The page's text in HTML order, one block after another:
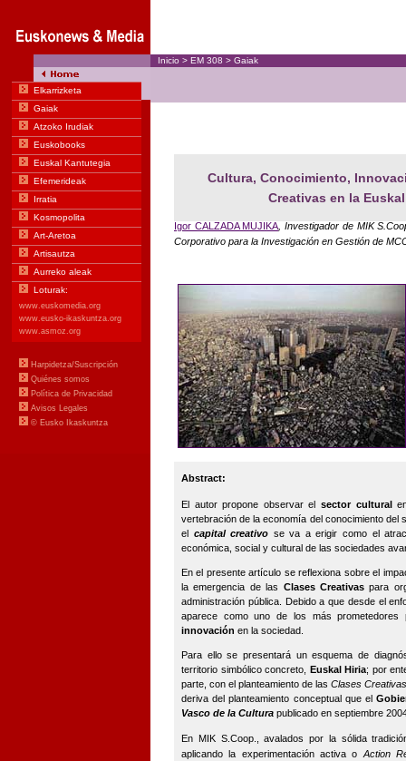
Cultura, Conocimiento,
Creativas en la
Igor CALZADA MUJIKA , Investigador de MIK
Corporativo para la Investigación en Gestión de
Abstract:
El autor propone observar elsector culturalen
vertebración de la economía del conocimiento del
el capital creativo se va a erigir como el
económica, social y cultural de las sociedades
En el presente artículo se reflexiona sobre el
la emergencia de las Clases Creativas para
administración pública. Debido a que desde el
aparece como uno de los más prometedores
innovación en la sociedad.
Para ello se presentará un esquema de
territorio simbólico concreto, Euskal Hiria; por
parte, con el planteamiento de lasClases
deriva del planteamiento conceptual que el
Vasco de la Cultura publicado en septiembre
En MIK S.Coop., avalados por la sólida
aplicando la experimentación activa o Action
Inicio > EM 308 > Gaiak